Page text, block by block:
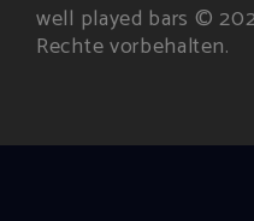
well played bars ©
Rechte vorbehalten.